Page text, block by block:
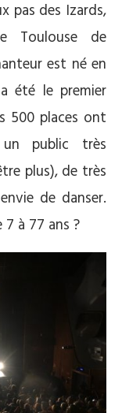
pas des Izards,
Toulouse de
est né en
été le premier
500 places ont
public très
plus), de très
de danser.
à 77 ans ?